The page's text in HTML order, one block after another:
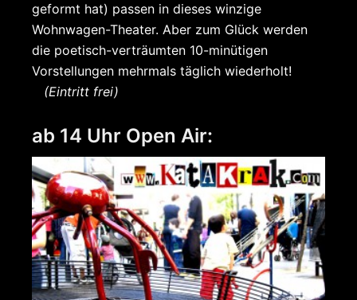
geformt hat) passen in dieses winzige
Wohnwagen-Theater. Aber zum Glück werden
die poetisch-verträumten 10-minütigen
Vorstellungen mehrmals täglich wiederholt!
(Eintritt frei)
ab 14 Uhr Open Air: